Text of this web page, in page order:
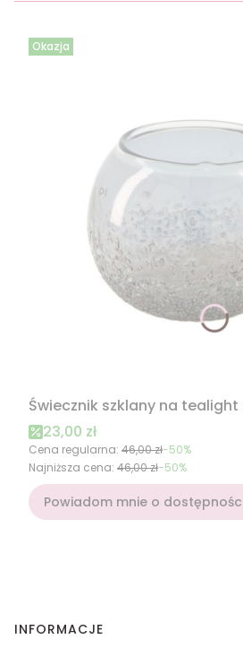
Okazja
Świecznik szklany na tealight
Cena promocyjna
23,00 zł
Cena regularna: 46,00 zł-50%
Najniższa cena: 46,00 zł-50%
Powiadom mnie o
Linki w stopce
INFORMACJE